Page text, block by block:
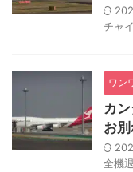
チャ
ワン
カ
お
全機